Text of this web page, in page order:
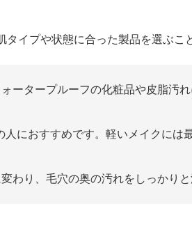
イプや状態に合った製品を選ぶこ
ータープルーフの化粧品や皮脂汚
におすすめです。軽いメイクに
わり、毛穴の奥の汚れをしっかり